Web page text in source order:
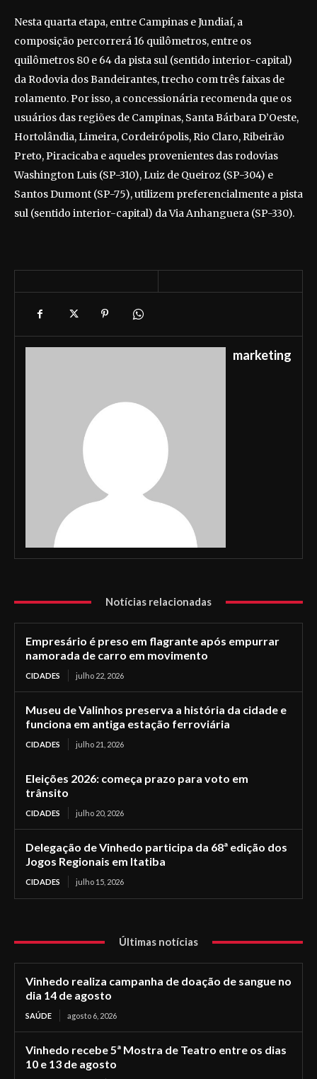
Nesta quarta etapa, entre Campinas e Jundiaí, a
composição percorrerá 16 quilômetros, entre os
quilômetros 80 e 64 da pista sul (sentido interior-capital)
da Rodovia dos Bandeirantes, trecho com três faixas de
rolamento. Por isso, a concessionária recomenda que os
usuários das regiões de Campinas, Santa Bárbara D’Oeste,
Hortolândia, Limeira, Cordeirópolis, Rio Claro, Ribeirão
Preto, Piracicaba e aqueles provenientes das rodovias
Washington Luis (SP-310), Luiz de Queiroz (SP-304) e
Santos Dumont (SP-75), utilizem preferencialmente a pista
sul (sentido interior-capital) da Via Anhanguera (SP-330).
marketing
Notícias relacionadas
Empresário é preso em flagrante após empurrar
namorada de carro em movimento
CIDADES julho 22, 2026
Museu de Valinhos preserva a história da cidade e
funciona em antiga estação ferroviária
CIDADES julho 21, 2026
Eleições 2026: começa prazo para voto em
trânsito
CIDADES julho 20, 2026
Delegação de Vinhedo participa da 68ª edição dos
Jogos Regionais em Itatiba
CIDADES julho 15, 2026
Últimas notícias
Vinhedo realiza campanha de doação de sangue no
dia 14 de agosto
SAÚDE agosto 6, 2026
Vinhedo recebe 5ª Mostra de Teatro entre os dias
10 e 13 de agosto